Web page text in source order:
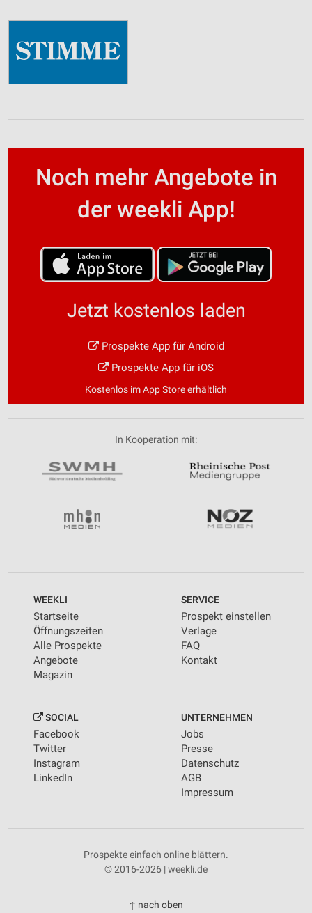
Noch mehr Angebote in
der weekli App!
Jetzt kostenlos laden
Prospekte App für Android
Prospekte App für iOS
Kostenlos im App Store erhältlich
In Kooperation mit:
WEEKLI
Startseite
Öffnungszeiten
Alle Prospekte
Angebote
Magazin
SERVICE
Prospekt einstellen
Verlage
FAQ
Kontakt
SOCIAL
Facebook
Twitter
Instagram
LinkedIn
UNTERNEHMEN
Jobs
Presse
Datenschutz
AGB
Impressum
Prospekte einfach online blättern.
© 2016-2026 | weekli.de
↑ nach oben